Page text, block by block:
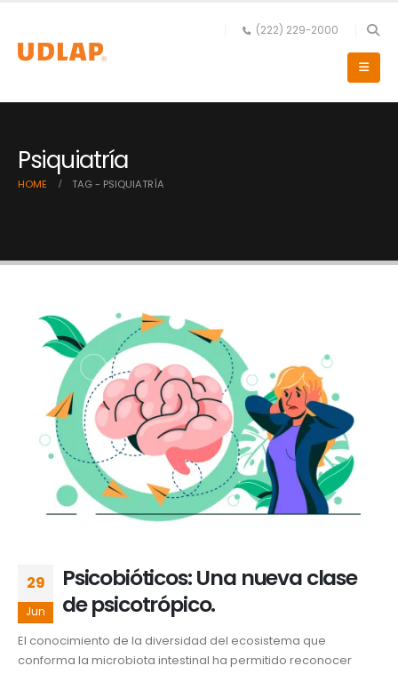
(222) 229-2000
Psiquiatría
HOME TAG - PSIQUIATRÍA
29
Jun
Psicobióticos: Una nueva clase
de psicotrópico.
El conocimiento de la diversidad del ecosistema que
conforma la microbiota intestinal ha permitido reconocer